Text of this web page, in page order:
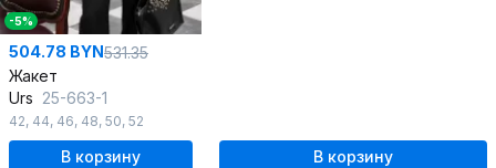
-5%
504.78 BYN531.35
Жакет
Urs 25-663-1
42, 44, 46, 48, 50, 52
В корзину В корзину